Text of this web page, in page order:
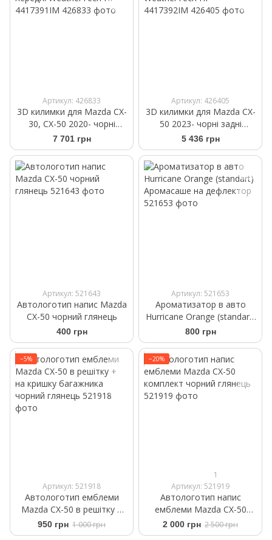
Артикул: 426833
3D килимки для Mazda CX-
30, CX-50 2020- чорні
передні WeatherTech HP
4417391IM
7 701 грн
Артикул: 426405
3D килимки для Mazda CX-
50 2023- чорні задні
WeatherTech HP
4417392IM
5 436 грн
Артикул: 521643
Автологотип напис Mazda
CX-50 чорний глянець
400 грн
Артикул: 521653
Ароматизатор в авто
Hurricane Orange (standart)
Аромасаше на дефлектор
800 грн
−5%
Артикул: 521918
Автологотип емблеми
Mazda CX-50 в решітку +
на кришку багажника
чорний глянець
950 грн 1 000 грн
−20%
1
Артикул: 521919
Автологотип напис
емблеми Mazda CX-50
комплект чорний глянець
2 000 грн 2 500 грн